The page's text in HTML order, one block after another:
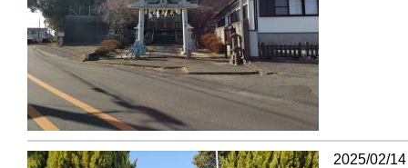
2025/02/